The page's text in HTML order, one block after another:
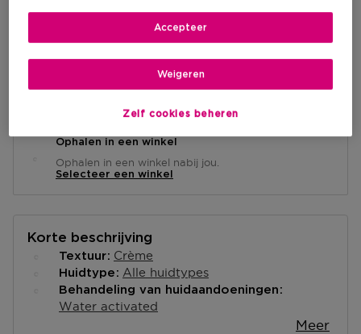
Ophalen in een winkel
Ophalen in een winkel nabij jou.
Selecteer een winkel
Korte beschrijving
Textuur Crème
Huidtype Alle huidtypes
Behandeling van huidaandoeningen
Water activated
Meer
Zelf cookies beheren
Weigeren
Accepteer